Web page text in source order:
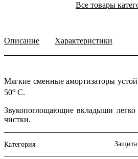
Все товары
Описание Характеристики
Мягкие сменные амортизаторы
50о С.
Звукопоглощающие вкладыши легко
чистки.
Категория Защита